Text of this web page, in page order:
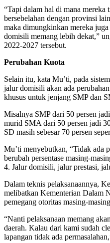
“Tapi dalam hal di mana
bersebelahan dengan provinsi
maka dimungkinkan mereka
domisili memang lebih dekat,”
2022-2027 tersebut.
Perubahan Kuota
Selain itu, kata Mu’ti, pada
jalur domisili akan ada
khusus untuk jenjang SMP dan
Misalnya SMP dari 50 persen
murid SMA dari 50 persen jadi
SD masih sebesar 70 persen
Mu’ti menyebutkan, “Tidak ada
berubah persentase masing-
4. Jalur domisili, jalur prestasi,
Dalam teknis pelaksanaannya,
melibatkan Kementerian Dalam
pemegang otoritas masing-
“Nanti pelaksanaan memang
daerah. Kalau dari kami sudah
lapangan tidak ada